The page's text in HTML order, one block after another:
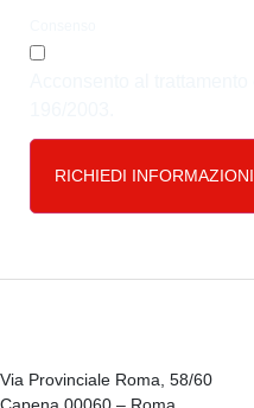
RICHIEDI INFORMAZIONI
Via Provinciale Roma, 58/60
Capena 00060 – Roma